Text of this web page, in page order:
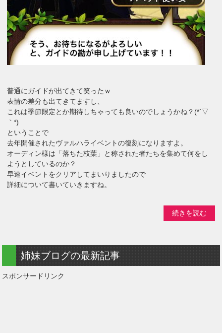
普通にガイドが出てきて笑ったｗ
表情の差分も出てきてますし、
これは季節限定とか期待しちゃっても良いのでしょうかね？(*´▽
｀*)
ということで
去年開催されたヴァルハライベントの復刻になりますよ。
オーディン様は「落ちた枝葉」と称された者たちを集めて何をし
ようとしているのか？
早速イベントをクリアしてまいりましたので
詳細について書いていきますね。
続きを読む
姉妹ブログの最新記事
スポンサードリンク